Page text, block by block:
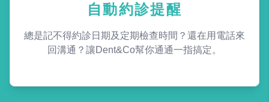
自動約診提醒
總是記不得約診日期及定期檢查時間？還在用電話來
回溝通？讓Dent&Co幫你通通一指搞定。